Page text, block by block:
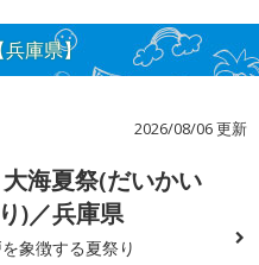
庫県】
2026/08/06 更新
海夏祭(だいかい
)／兵庫県
象徴する夏祭り